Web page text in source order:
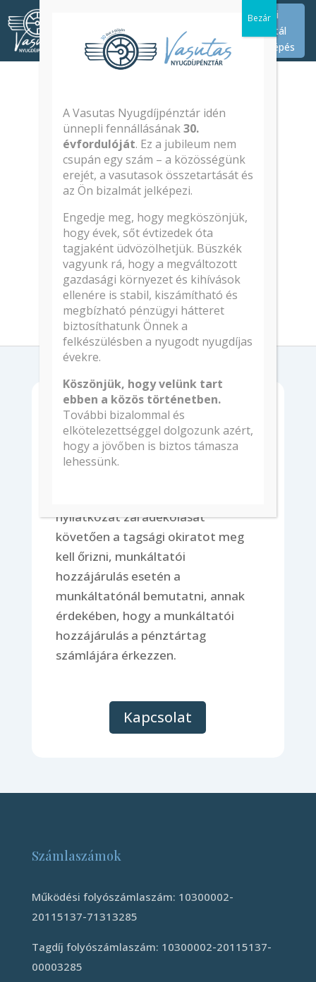
Tagi
Portál
Belépés
Tagsági
jogviszony
létesítése
ÉRDEKLŐDŐKNEK
A tagság előnyei
Tagsági jogviszony létesítése
Igénybevehető szolgáltatások
Lehetőségek a nyugdíjazásig
Hogyan létesíthet
tagsági viszonyt?
nyilatkozat záradékolását
követően a tagsági okiratot meg
kell őrizni, munkáltatói
hozzájárulás esetén a
munkáltatónál bemutatni, annak
érdekében, hogy a munkáltatói
hozzájárulás a pénztártag
számlájára érkezzen.
Kapcsolat
Számlaszámok
Működési folyószámlaszám: 10300002-
20115137-71313285
Tagdíj folyószámlaszám: 10300002-20115137-
00003285
A Vasutas Nyugdíjpénztár idén
ünnepli fennállásának30.
évfordulóját. Ez a jubileum nem
csupán egy szám – a közösségünk
erejét, a vasutasok összetartását és
az Ön bizalmát jelképezi.
Engedje meg, hogy megköszönjük,
hogy évek, sőt évtizedek óta
tagjaként üdvözölhetjük. Büszkék
vagyunk rá, hogy a megváltozott
gazdasági környezet és kihívások
ellenére is stabil, kiszámítható és
megbízható pénzügyi hátteret
biztosíthatunk Önnek a
felkészülésben a nyugodt nyugdíjas
évekre.
Köszönjük, hogy velünk tart
ebben a közös történetben.
További bizalommal és
elkötelezettséggel dolgozunk azért,
hogy a jövőben is biztos támasza
lehessünk.